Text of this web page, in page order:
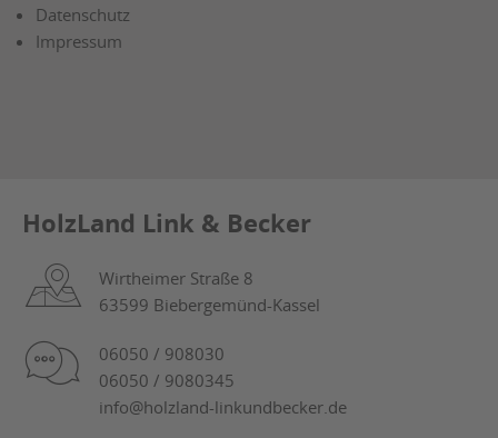
Datenschutz
Impressum
HolzLand Link & Becker
Wirtheimer Straße 8
63599 Biebergemünd-Kassel
06050 / 908030
06050 / 9080345
info@holzland-linkundbecker.de